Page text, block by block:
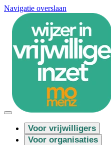
Navigatie overslaan
Voor vrijwilligers
Voor organisaties